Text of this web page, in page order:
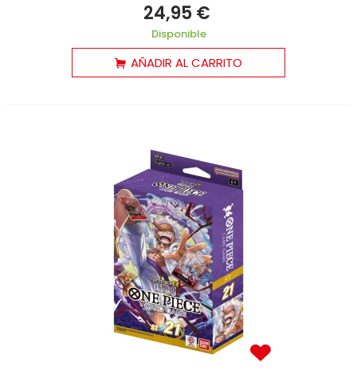
24,95 €
Disponible
AÑADIR AL CARRITO